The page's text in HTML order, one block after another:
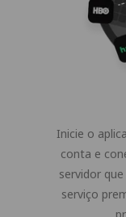
Inicie o
conta e
servidor
serviço